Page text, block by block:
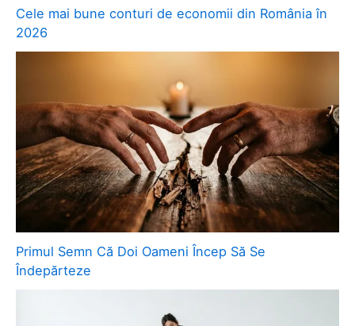
Cele mai bune conturi de economii din România în
2026
Primul Semn Că Doi Oameni Încep Să Se
Îndepărteze